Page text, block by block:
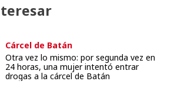
Cárcel de Batán
Otra vez lo mismo: por segunda vez en
24 horas, una mujer intentó entrar
drogas a la cárcel de Batán